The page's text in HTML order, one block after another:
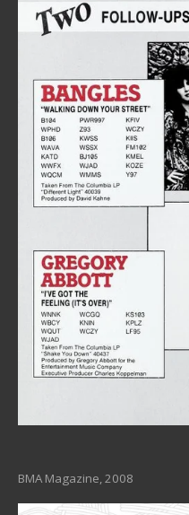
BMA Magazine, 2008